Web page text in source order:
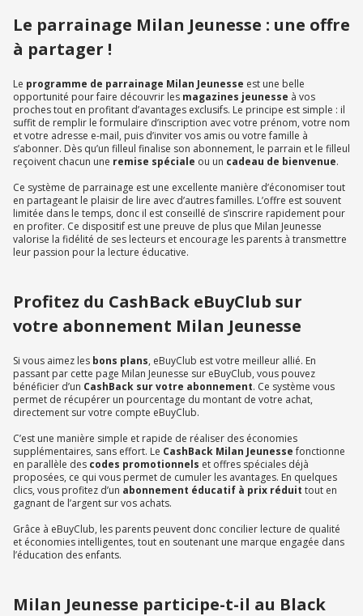
Le parrainage Milan Jeunesse : une offre
à partager !
Le programme de parrainage Milan Jeunesse est une belle
opportunité pour faire découvrir les magazines jeunesse à vos
proches tout en profitant d’avantages exclusifs. Le principe est simple : il
suffit de remplir le formulaire d’inscription avec votre prénom, votre nom
et votre adresse e-mail, puis d’inviter vos amis ou votre famille à
s’abonner. Dès qu’un filleul finalise son abonnement, le parrain et le filleul
reçoivent chacun une remise spéciale ou un cadeau de bienvenue.
Ce système de parrainage est une excellente manière d’économiser tout
en partageant le plaisir de lire avec d’autres familles. L’offre est souvent
limitée dans le temps, donc il est conseillé de s’inscrire rapidement pour
en profiter. Ce dispositif est une preuve de plus que Milan Jeunesse
valorise la fidélité de ses lecteurs et encourage les parents à transmettre
leur passion pour la lecture éducative.
Profitez du CashBack eBuyClub sur
votre abonnement Milan Jeunesse
Si vous aimez les bons plans, eBuyClub est votre meilleur allié. En
passant par cette page Milan Jeunesse sur eBuyClub, vous pouvez
bénéficier d’un CashBack sur votre abonnement. Ce système vous
permet de récupérer un pourcentage du montant de votre achat,
directement sur votre compte eBuyClub.
C’est une manière simple et rapide de réaliser des économies
supplémentaires, sans effort. Le CashBack Milan Jeunessefonctionne
en parallèle des codes promotionnels et offres spéciales déjà
proposées, ce qui vous permet de cumuler les avantages. En quelques
clics, vous profitez d’un abonnement éducatif à prix réduit tout en
gagnant de l’argent sur vos achats.
Grâce à eBuyClub, les parents peuvent donc concilier lecture de qualité
et économies intelligentes, tout en soutenant une marque engagée dans
l’éducation des enfants.
Milan Jeunesse participe-t-il au Black